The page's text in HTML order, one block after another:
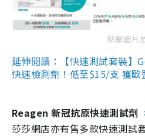
點擊圖片
延伸閱讀：【快速測試套裝】
快速檢測劑！低至$15/支 獲歐
Reagen 新冠抗原快速測試劑
莎莎網店亦有售多款快速測試